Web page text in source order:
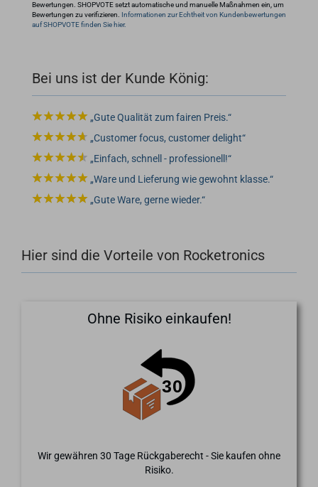
Bewertungen. SHOPVOTE setzt automatische und manuelle Maßnahmen ein, um
Bewertungen zu verifizieren. Informationen zur Echtheit von Kundenbewertungen
auf SHOPVOTE finden Sie hier.
Bei uns ist der Kunde König:
Gute Qualität zum fairen Preis.
Customer focus, customer delight
Einfach, schnell - professionell!
Ware und Lieferung wie gewohnt klasse.
Gute Ware, gerne wieder.
Hier sind die Vorteile von Rocketronics
Ohne Risiko einkaufen!
Wir gewähren 30 Tage Rückgaberecht - Sie kaufen ohne
Risiko.